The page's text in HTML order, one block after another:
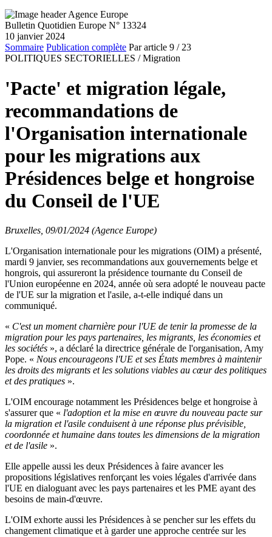
Bulletin Quotidien Europe N° 13324
10 janvier 2024
Sommaire Publication complète Par article 9 / 23
POLITIQUES SECTORIELLES / Migration
'Pacte' et migration légale,
recommandations de
l'Organisation internationale
pour les migrations aux
Présidences belge et hongroise
du Conseil de l'UE
Bruxelles, 09/01/2024 (Agence Europe)
L'Organisation internationale pour les migrations (OIM) a présenté,
mardi 9 janvier, ses recommandations aux gouvernements belge et
hongrois, qui assureront la présidence tournante du Conseil de
l'Union européenne en 2024, année où sera adopté le nouveau pacte
de l'UE sur la migration et l'asile, a-t-elle indiqué dans un
communiqué.
« C'est un moment charnière pour l'UE de tenir la promesse de la
migration pour les pays partenaires, les migrants, les économies et
les sociétés », a déclaré la directrice générale de l'organisation, Amy
Pope. « Nous encourageons l'UE et ses États membres à maintenir
les droits des migrants et les solutions viables au cœur des politiques
et des pratiques ».
L'OIM encourage notamment les Présidences belge et hongroise à
s'assurer que « l'adoption et la mise en œuvre du nouveau pacte sur
la migration et l'asile conduisent à une réponse plus prévisible,
coordonnée et humaine dans toutes les dimensions de la migration
et de l'asile ».
Elle appelle aussi les deux Présidences à faire avancer les
propositions législatives renforçant les voies légales d'arrivée dans
l'UE en dialoguant avec les pays partenaires et les PME ayant des
besoins de main-d'œuvre.
L'OIM exhorte aussi les Présidences à se pencher sur les effets du
changement climatique et à garder une approche centrée sur les